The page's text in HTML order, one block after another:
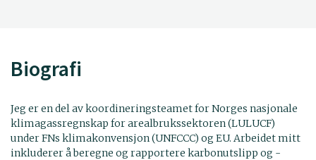
Biografi
Jeg er en del av koordineringsteamet for Norges nasjonale
klimagassregnskap for arealbrukssektoren (LULUCF)
under FNs klimakonvensjon (UNFCCC) og EU. Arbeidet mitt
inkluderer å beregne og rapportere karbonutslipp og -